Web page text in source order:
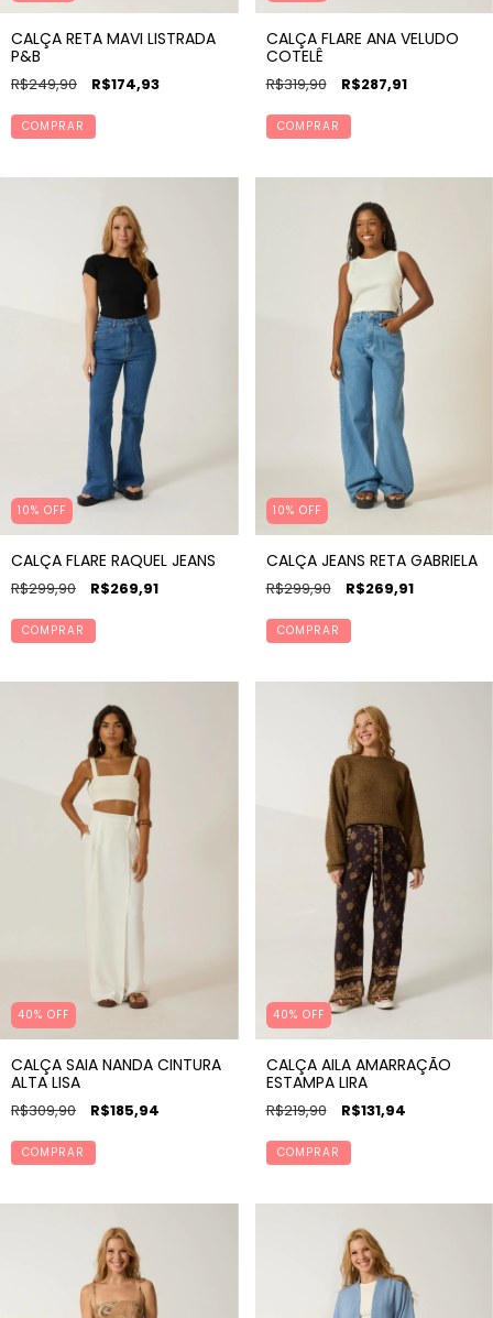
CALÇA RETA MAVI LISTRADA
P&B
R$249,90 R$174,93
COMPRAR
CALÇA FLARE ANA VELUDO
COTELÊ
R$319,90 R$287,91
COMPRAR
10% OFF
CALÇA FLARE RAQUEL JEANS
R$299,90 R$269,91
COMPRAR
10% OFF
CALÇA JEANS RETA GABRIELA
R$299,90 R$269,91
COMPRAR
40% OFF
CALÇA SAIA NANDA CINTURA
ALTA LISA
R$309,90 R$185,94
COMPRAR
40% OFF
CALÇA AILA AMARRAÇÃO
ESTAMPA LIRA
R$219,90 R$131,94
COMPRAR